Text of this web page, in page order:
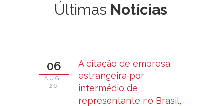
Últimas Notícias
06
AUG,
26
A citação de empresa
estrangeira por
intermédio de
representante no Brasil,